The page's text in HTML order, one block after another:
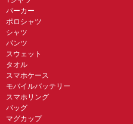
パーカー
ポロシャツ
シャツ
パンツ
スウェット
タオル
スマホケース
モバイルバッテリー
スマホリング
バッグ
マグカップ